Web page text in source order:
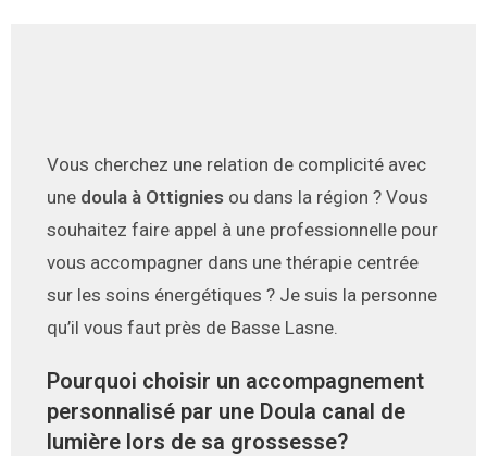
Vous cherchez une relation de complicité avec
une doula à Ottignies ou dans la région ? Vous
souhaitez faire appel à une professionnelle pour
vous accompagner dans une thérapie centrée
sur les soins énergétiques ? Je suis la personne
qu’il vous faut près de Basse Lasne.
Pourquoi choisir un accompagnement
personnalisé par une Doula canal de
lumière lors de sa grossesse?